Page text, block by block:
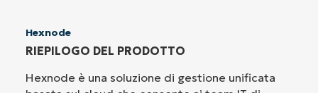
Hexnode
RIEPILOGO DEL PRODOTTO
Hexnode è una soluzione di gestione unificata